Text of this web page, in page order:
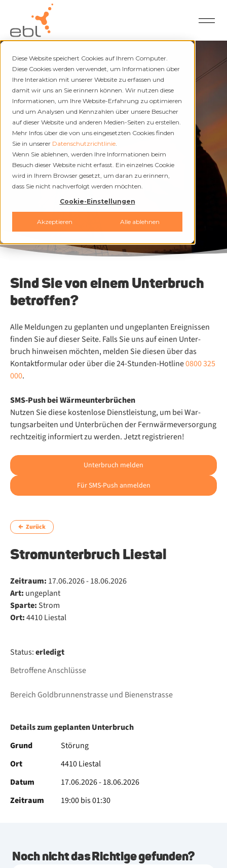
Diese Website speichert Cookies auf Ihrem Computer.
Diese Cookies werden verwendet, um Informationen über
Ihre Interaktion mit unserer Website zu erfassen und
damit wir uns an Sie erinnern können. Wir nutzen diese
Informationen, um Ihre Website-Erfahrung zu optimieren
und um Analysen und Kennzahlen über unsere Besucher
auf dieser Website und anderen Medien-Seiten zu erstellen.
Mehr Infos über die von uns eingesetzten Cookies finden
Sie in unserer Datenschutzrichtlinie.
Wenn Sie ablehnen, werden Ihre Informationen beim
Besuch dieser Website nicht erfasst. Ein einzelnes Cookie
wird in Ihrem Browser gesetzt, um daran zu erinnern,
dass Sie nicht nachverfolgt werden möchten.
Cookie-Einstellungen
Akzeptieren Alle ablehnen
Strom und Fernwärme
Unterbrüche
Sind Sie von einem Unterbruch
betroffen?
Alle Mel­dun­gen zu ge­plan­ten und un­ge­plan­ten Er­eig­nis­sen
fin­den Sie auf die­ser Sei­te. Falls Sie uns auf ei­nen Un­ter­
bruch hin­wei­sen möch­ten, mel­den Sie die­sen über das
Kontaktformular oder über die 24-Stun­den-Hot­line0800 325
000.
SMS-Push bei Wär­me­un­ter­brü­chen
Nut­zen Sie die­se kos­ten­lo­se Dienst­leis­tung, um bei War­
tungs­ar­bei­ten und Un­ter­brü­chen der Fern­wär­me­ver­sor­gung
recht­zei­tig in­for­miert zu wer­den. Jetzt registrieren!
Unterbruch melden
Für SMS-Push anmelden
Zurück
Stromunterbruch Liestal
Zeitraum: 17.06.2026 - 18.06.2026
Art: ungeplant
Sparte: Strom
Ort:4410 Liestal
Status:erledigt
Betroffene Anschlüsse
Bereich Goldbrunnenstrasse und Bienenstrasse
Details zum geplanten Unterbruch
Grund
Störung
Ort
4410 Liestal
Datum
17.06.2026 - 18.06.2026
Zeitraum
19:00 bis 01:30
Noch nicht das Richtige gefunden?